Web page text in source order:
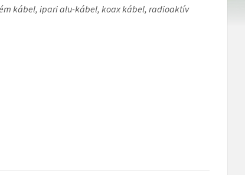
kábel, ipari alu-kábel, koax kábel, radioaktív